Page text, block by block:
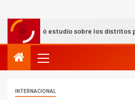
estudio sobre los distritos productivos
INTERNACIONAL